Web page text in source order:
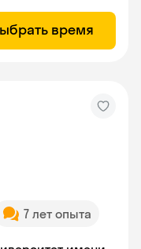
время
7 лет опыта